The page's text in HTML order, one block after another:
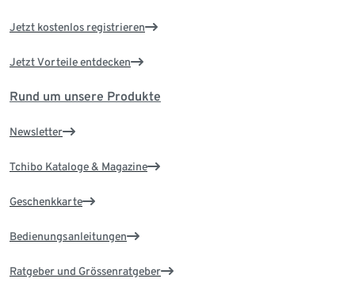
Jetzt kostenlos registrieren
Jetzt Vorteile entdecken
Rund um unsere Produkte
Newsletter
Tchibo Kataloge & Magazine
Geschenkkarte
Bedienungsanleitungen
Ratgeber und Grössenratgeber